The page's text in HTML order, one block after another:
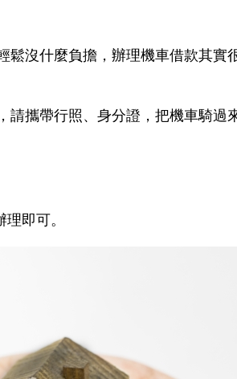
沒什麼負擔，辦理機車借款其實
攜帶行照、身分證，把機車騎過
即可。